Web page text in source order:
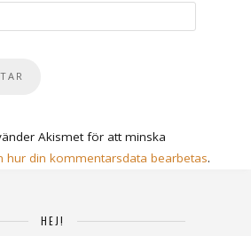
Akismet för att minska
hur din kommentarsdata bearbetas.
HEJ!